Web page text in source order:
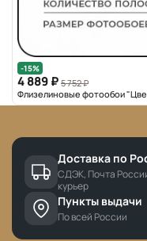
-15%
4 889 ₽ 5 752 ₽
Флизелиновые фотообои
Доставка по
СДЭК, Почта
курьер
Пункты выдачи
По всей России